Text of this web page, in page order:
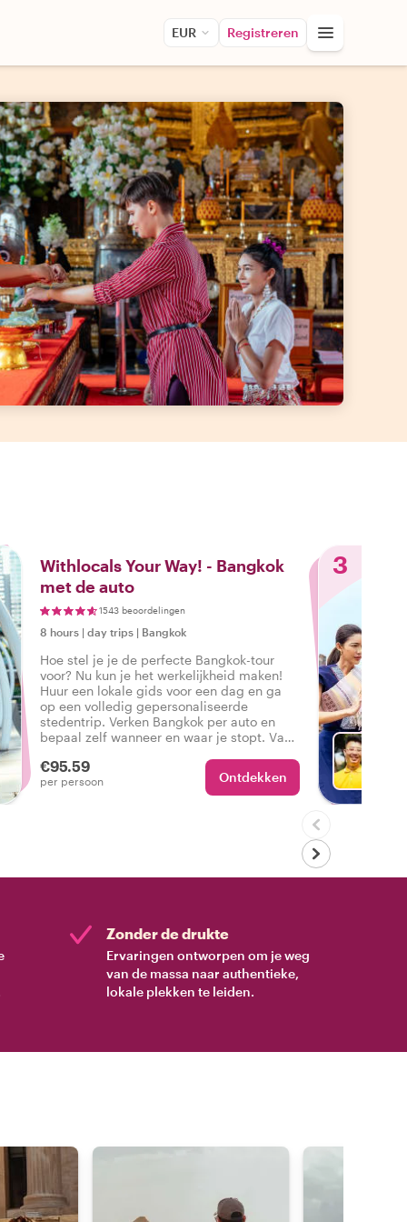
EUR Registreren
Withlocals Your Way! - Bangkok
met de auto
1543 beoordelingen
8 hours | day trips | Bangkok
Hoe stel je je de perfecte Bangkok-tour
voor? Nu kun je het werkelijkheid maken!
Huur een lokale gids voor een dag en ga
op een volledig gepersonaliseerde
stedentrip. Verken Bangkok per auto en
bepaal zelf wanneer en waar je stopt. Van
hebben tot verborgen pareltjes, jij beslist!
€95.59
per persoon Ontdekken
3
Zonder de drukte
Ervaringen ontworpen om je weg
van de massa naar authentieke,
lokale plekken te leiden.